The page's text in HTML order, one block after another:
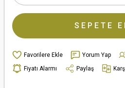
SEPETE
Yorum Yap
Fiyatı Alarmı
Paylaş